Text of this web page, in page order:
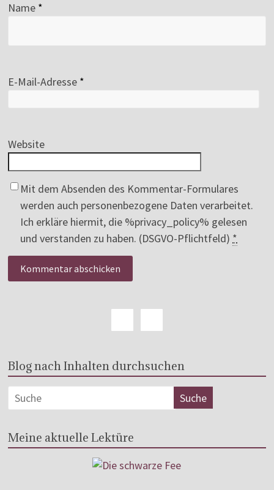
Name *
E-Mail-Adresse *
Website
Mit dem Absenden des Kommentar-Formulares
werden auch personenbezogene Daten verarbeitet.
Ich erkläre hiermit, die %privacy_policy% gelesen
und verstanden zu haben. (DSGVO-Pflichtfeld) *
Blog nach Inhalten durchsuchen
Meine aktuelle Lektüre